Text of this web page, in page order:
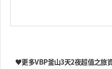
♥更多VBP釜山3天2夜超值之旅